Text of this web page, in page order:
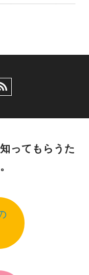
ってもらうた